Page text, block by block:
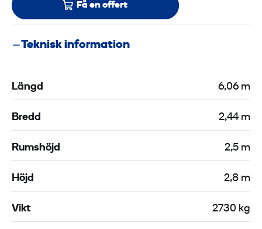
Få en offert
Teknisk information
Längd 6,06 m
Bredd 2,44 m
Rumshöjd 2,5 m
Höjd 2,8 m
Vikt 2730 kg